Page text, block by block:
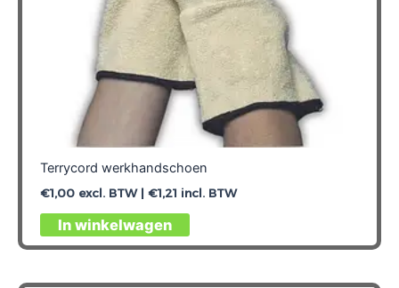
Terrycord werkhandschoen
€1,00excl. BTW | €1,21 incl. BTW
In winkelwagen
Dit
product
meerdere